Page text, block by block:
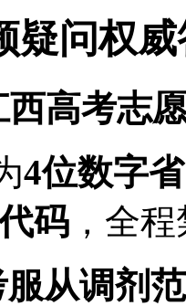
疑问权
西高考志
4位数字
码 ，全
从调剂